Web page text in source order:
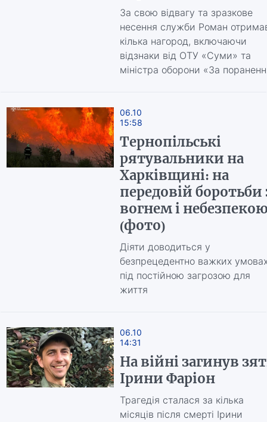
За свою відвагу та зразкове
несення служби Роман
кілька нагород, включаючи
відзнаки від ОТУ «Суми» та
міністра оборони «За
06.10
15:58
Тернопільські
рятувальники на
Харківщині: на
передовій боротьби
вогнем і
(фото)
Діяти доводиться у
безпрецедентно важких
під постійною загрозою для
життя
06.10
14:31
На війні загинув
Ірини Фаріон
Трагедія сталася за кілька
місяців після смерті Ірини